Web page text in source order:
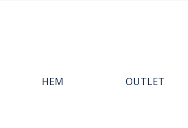
HEM OUTLET